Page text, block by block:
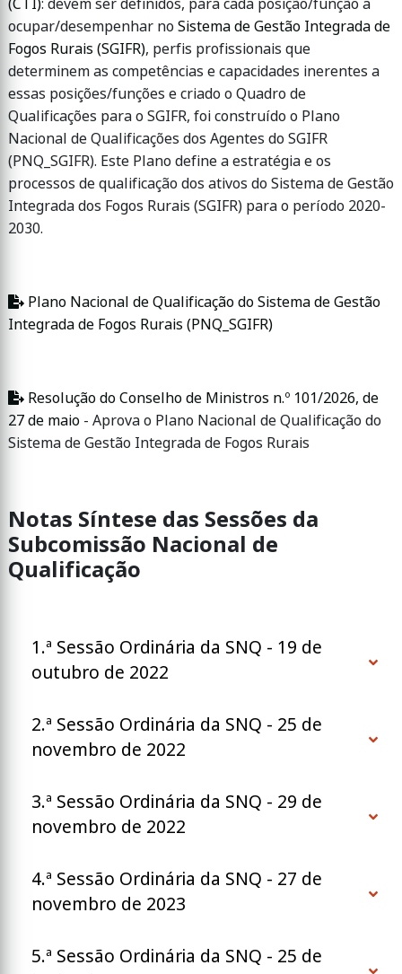
ocupar/desempenhar noSistema de Gestão Integrada de
Fogos Rurais (SGIFR), perfis profissionais que
determinem as competências e capacidades inerentes a
essas posições/funções e criado o Quadro de
Qualificações para o SGIFR, foi construído o Plano
Nacional de Qualificações dos Agentes do SGIFR
(PNQ_SGIFR). Este Plano define a estratégia e os
processos de qualificação dos ativos do Sistema de Gestão
Integrada dos Fogos Rurais (SGIFR) para o período 2020-
2030.
Plano Nacional de Qualificação do Sistema de Gestão
Integrada de Fogos Rurais (PNQ_SGIFR)
Resolução do Conselho de Ministros n.º 101/2026, de
27 de maio - Aprova o Plano Nacional de Qualificação do
Sistema de Gestão Integrada de Fogos Rurais
Notas Síntese das Sessões da
Subcomissão Nacional de
Qualificação
1.ª Sessão Ordinária da SNQ - 19 de
outubro de 2022
2.ª Sessão Ordinária da SNQ - 25 de
novembro de 2022
3.ª Sessão Ordinária da SNQ - 29 de
novembro de 2022
4.ª Sessão Ordinária da SNQ - 27 de
novembro de 2023
5.ª Sessão Ordinária da SNQ - 25 de